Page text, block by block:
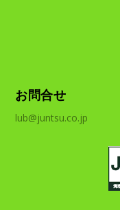
お問合せ
lub@juntsu.co.jp